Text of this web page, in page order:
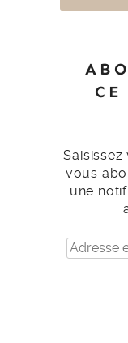
vous
une
Adresse
e-